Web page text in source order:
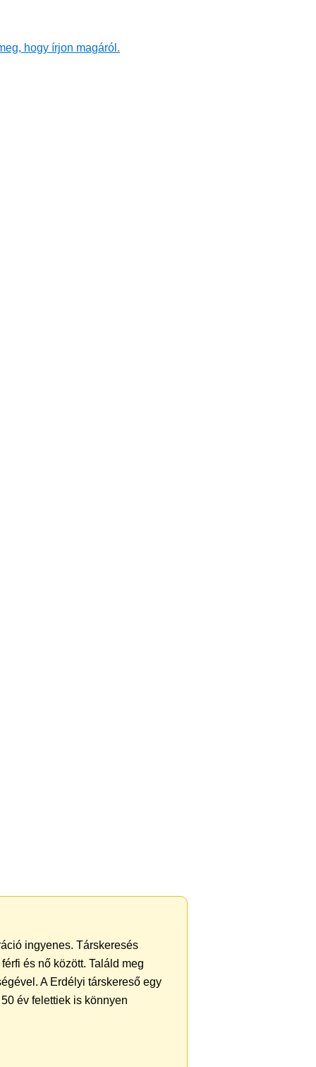
hogy írjon magáról.
ingyenes. Társkeresés
és nő között. Találd meg
A Erdélyi társkereső egy
év felettiek is könnyen